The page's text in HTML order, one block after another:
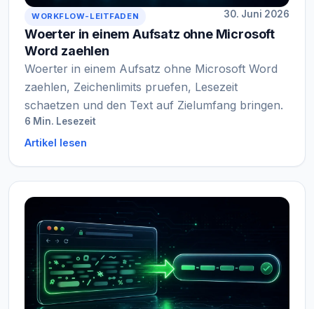
WORKFLOW-LEITFADEN 30. Juni 2026
Woerter in einem Aufsatz ohne Microsoft
Word zaehlen
Woerter in einem Aufsatz ohne Microsoft Word
zaehlen, Zeichenlimits pruefen, Lesezeit
schaetzen und den Text auf Zielumfang bringen.
6 Min. Lesezeit
Artikel lesen